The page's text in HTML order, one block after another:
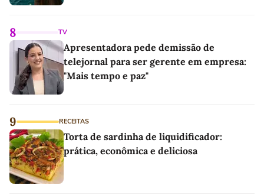
8 TV
Apresentadora pede demissão de
telejornal para ser gerente em empresa:
"Mais tempo e paz"
9 RECEITAS
Torta de sardinha de liquidificador:
prática, econômica e deliciosa